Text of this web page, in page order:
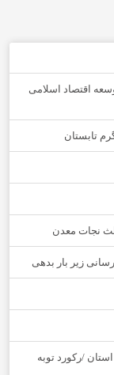
اقتصاد اسلامی
تابستان
نجات معدن
زیر بار بدهی
/رکورد توبه